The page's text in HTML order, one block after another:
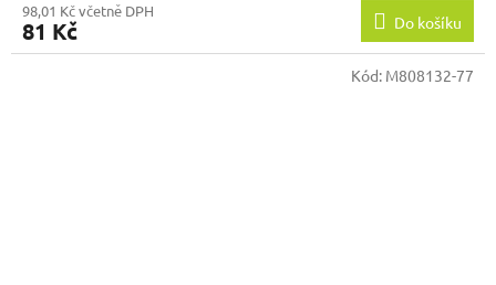
98,01 Kč včetně DPH
81 Kč Do košíku
Kód: M808132-77